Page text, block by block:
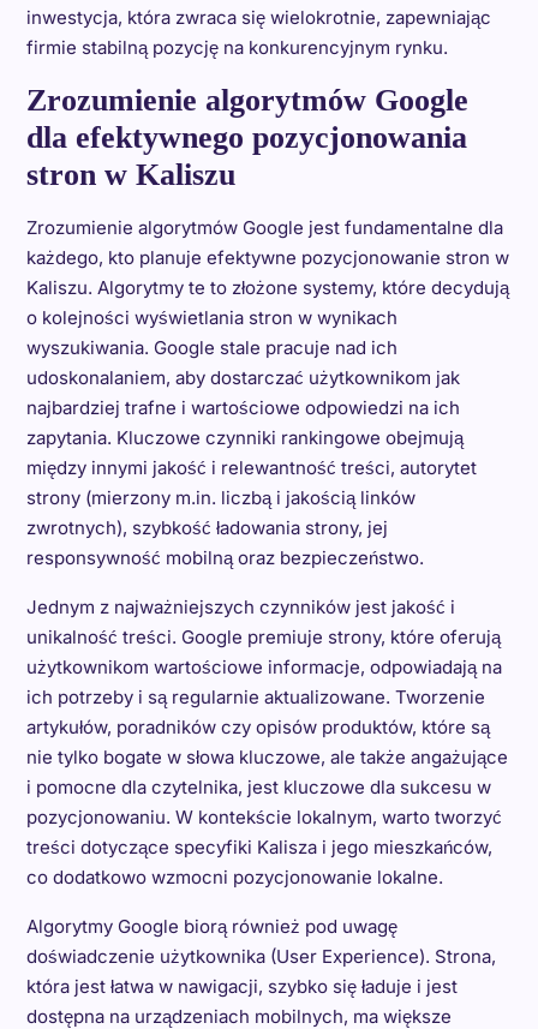
inwestycja, która zwraca się wielokrotnie, zapewniając
firmie stabilną pozycję na konkurencyjnym rynku.
Zrozumienie algorytmów Google
dla efektywnego pozycjonowania
stron w Kaliszu
Zrozumienie algorytmów Google jest fundamentalne dla
każdego, kto planuje efektywne pozycjonowanie stron w
Kaliszu. Algorytmy te to złożone systemy, które decydują
o kolejności wyświetlania stron w wynikach
wyszukiwania. Google stale pracuje nad ich
udoskonalaniem, aby dostarczać użytkownikom jak
najbardziej trafne i wartościowe odpowiedzi na ich
zapytania. Kluczowe czynniki rankingowe obejmują
między innymi jakość i relewantność treści, autorytet
strony (mierzony m.in. liczbą i jakością linków
zwrotnych), szybkość ładowania strony, jej
responsywność mobilną oraz bezpieczeństwo.
Jednym z najważniejszych czynników jest jakość i
unikalność treści. Google premiuje strony, które oferują
użytkownikom wartościowe informacje, odpowiadają na
ich potrzeby i są regularnie aktualizowane. Tworzenie
artykułów, poradników czy opisów produktów, które są
nie tylko bogate w słowa kluczowe, ale także angażujące
i pomocne dla czytelnika, jest kluczowe dla sukcesu w
pozycjonowaniu. W kontekście lokalnym, warto tworzyć
treści dotyczące specyfiki Kalisza i jego mieszkańców,
co dodatkowo wzmocni pozycjonowanie lokalne.
Algorytmy Google biorą również pod uwagę
doświadczenie użytkownika (User Experience). Strona,
która jest łatwa w nawigacji, szybko się ładuje i jest
dostępna na urządzeniach mobilnych, ma większe